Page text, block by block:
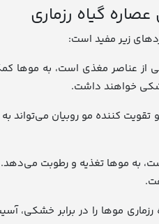
گیاه رزماری
زیر مفید است:
از عناصر مغذی است، به
خواهند داشت.
کننده مو روبیان می‌تواند
به موها تغذیه و رطوبت
رزماری موها را در برابر